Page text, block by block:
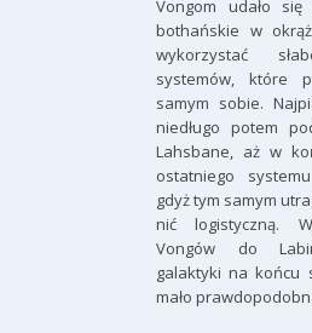
Vongom udało
bothańskie w
wykorzystać
systemów, które
samym sobie.
niedługo potem
Lahsbane, aż w
ostatniego
gdyż tym samym
nić logistyczną.
Vongów do
galaktyki na końcu
mało